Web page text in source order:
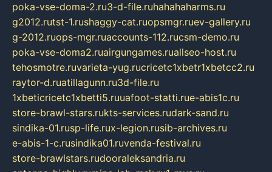
poka-vse-doma-2.ru3-d-file.ruhahahaharms.ru
g2012.rutst-1.rushaggy-cat.ruopsmgr.ruev-gallery.ru
g-2012.ruops-mgr.ruaccounts-112.rucsm-demo.ru
poka-vse-doma2.ruairgungames.ruallseo-host.ru
tehosmotre.ruvarieta-yug.rucricetc1xbetr1xbetcc2.ru
raytor-d.ruatillagunn.ru3d-file.ru
1xbeticricetc1xbetti5.ruuafoot-statti.rue-abis1c.ru
store-brawl-stars.rukts-services.rudark-sand.ru
sindika-01.rusp-life.rux-legion.rusib-archives.ru
e-abis-1-c.rusindika01.ruvenda-festival.ru
store-brawlstars.rudooraleksandria.ru